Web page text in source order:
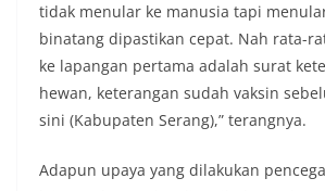
tidak menular ke manusia tapi
binatang dipastikan cepat. Nah rata-
ke lapangan pertama adalah surat
hewan, keterangan sudah vaksin
sini (Kabupaten Serang),” terangnya.
Adapun upaya yang dilakukan